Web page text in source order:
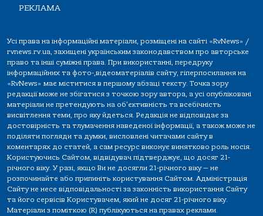
РЕКЛАМА
Усі права на інформаційні матеріали, розміщені на сайті «RvNews» /
rvnews.rv.ua, захищені українським законодавством про авторське
право та інші суміжні права. При використанні, передруку
інформаційних та фото-,відеоматеріалів сайту, гіперпосилання на
«RvNews» має міститися в першому абзаці тексту. Точка зору
редакції може не збігатися з точкою зору автора, а усі опубліковані
матеріали не претендують на об'єктивність та всебічність
висвітлення теми, про яку йдеться. Редакція не відповідає за
достовірність та тлумачення наведеної інформації, а також може не
поділяти погляди та думки, висловлені читачами сайту в
коментарях до статей, а сам ресурс виконує винятково роль носія.
Користуючись Сайтом, відвідувач підтверджує, що досяг 21-
річного віку. У разі, якщо Ви не досягли 21-річного віку — не
розпочинайте або припиніть користування Сайтом. Адміністрація
Сайту не несе відповідальності за законність використання Сайту
та його сервісів Користувачем, який не досяг 21-річного віку.
Матеріали з поміткою (R) публікуються на правах реклами.